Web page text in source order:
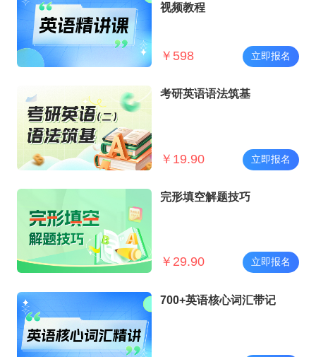
视频教程
￥ 598 立即报名
考研英语语法筑基
￥ 19.90 立即报名
完形填空解题技巧
￥ 29.90 立即报名
700+英语核心词汇带记